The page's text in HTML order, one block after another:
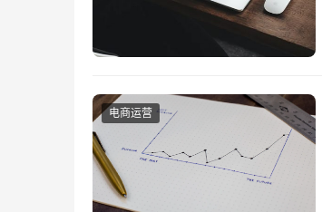
电商运营